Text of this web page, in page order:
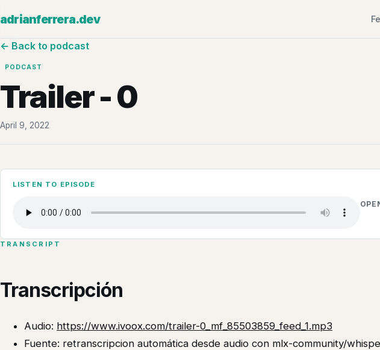
adrianferrera.dev
← Back to podcast
PODCAST
Trailer - 0
April 9, 2022
LISTEN TO EPISODE
TRANSCRIPT
Transcripción
Audio: https://www.ivoox.com/trailer-0_mf_85503859_feed_1.mp3
Fuente: retranscripcion automática desde audio con mlx-community/